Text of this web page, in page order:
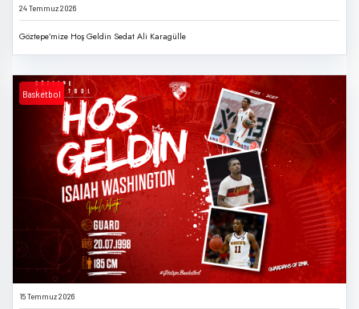
24 Temmuz 2026
Göztepe’mize Hoş Geldin Sedat Ali Karagülle
Basketbol
15 Temmuz 2026